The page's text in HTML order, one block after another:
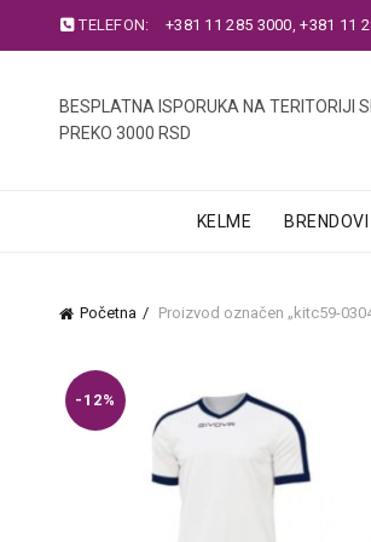
TELEFON: +381 11 285 3000,+381 11
BESPLATNA ISPORUKA NA TERITORIJI
PREKO 3000 RSD
KELME BRENDOVI
Početna Proizvod označen „kitc59-
-12%